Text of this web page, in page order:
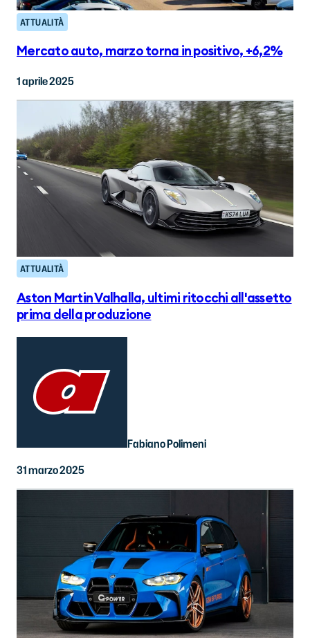
ATTUALITÀ
Mercato auto, marzo torna in positivo, +6,2%
1 aprile 2025
ATTUALITÀ
Aston Martin Valhalla, ultimi ritocchi all'assetto
prima della produzione
Fabiano Polimeni
31 marzo 2025